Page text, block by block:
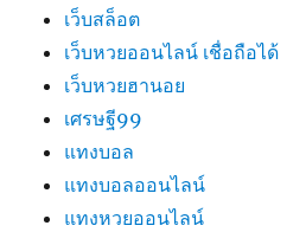
เว็บสล็อต
เว็บหวยออนไลน์ เชื่อถือได้
เว็บหวยฮานอย
เศรษฐี99
แทงบอล
แทงบอลออนไลน์
แทงหวยออนไลน์